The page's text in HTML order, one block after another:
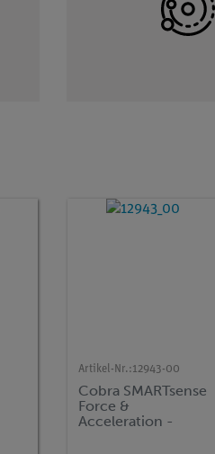
Artikel-Nr.:12943-00
Cobra SMARTsense
Force &
Acceleration -